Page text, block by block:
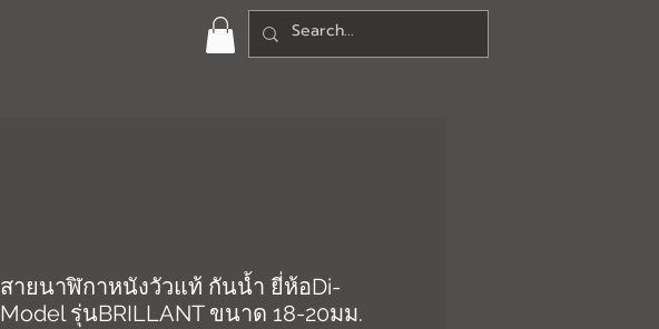
สายนาฬิกาหนังวัวแท้ กันน้ำ ยี่ห้อDi-
Model รุ่นBRILLANT ขนาด 18-20มม.